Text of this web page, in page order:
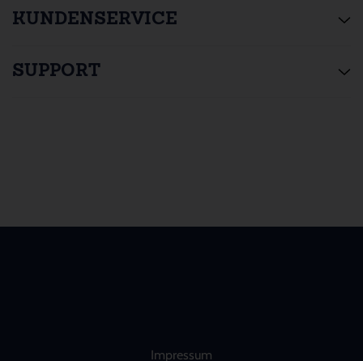
KUNDENSERVICE
SUPPORT
Impressum